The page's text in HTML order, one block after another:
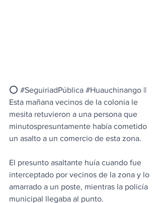
⭕ #SeguiriadPública #Huauchinango ||
Esta mañana vecinos de la colonia le
mesita retuvieron a una persona que
minutospresuntamente había cometido
un asalto a un comercio de esta zona.
El presunto asaltante huía cuando fue
interceptado por vecinos de la zona y lo
amarrado a un poste, mientras la policía
municipal llegaba al punto.